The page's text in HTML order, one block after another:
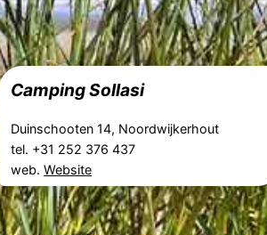
Camping Sollasi
Duinschooten 14, Noordwijkerhout
tel. +31 252 376 437
web.Website